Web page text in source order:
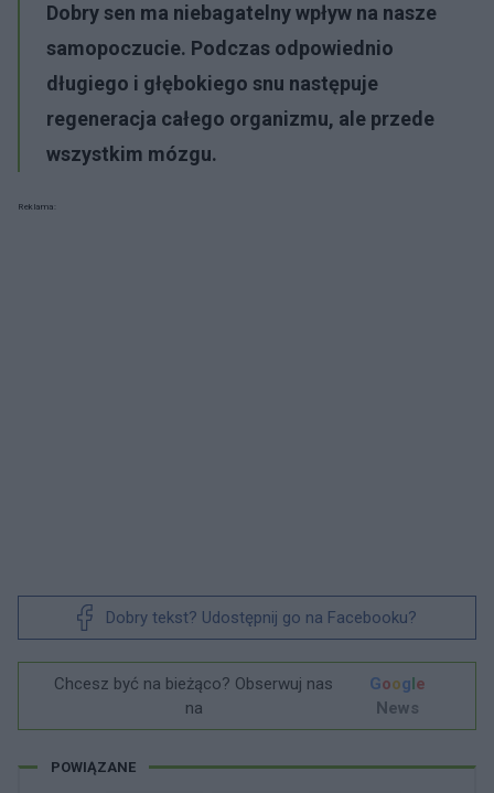
Dobry sen ma niebagatelny wpływ na nasze
samopoczucie. Podczas odpowiednio
długiego i głębokiego snu następuje
regeneracja całego organizmu, ale przede
wszystkim mózgu.
Reklama:
Dobry tekst? Udostępnij go na Facebooku?
Chcesz być na bieżąco? Obserwuj nas
na
Google
News
POWIĄZANE